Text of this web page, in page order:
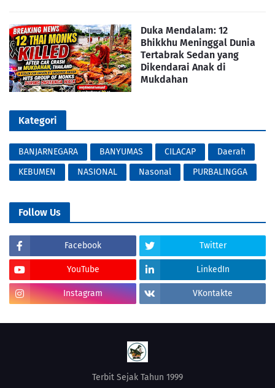
Duka Mendalam: 12
Bhikkhu Meninggal Dunia
Tertabrak Sedan yang
Dikendarai Anak di
Mukdahan
Kategori
BANJARNEGARA BANYUMAS CILACAP
Daerah
KEBUMEN
NASIONAL Nasonal PURBALINGGA
Follow Us
Facebook Twitter
YouTube LinkedIn
Instagram VKontakte
Terbit Sejak Tahun 1999